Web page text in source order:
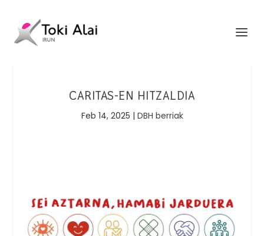
CARITAS-EN HITZALDIA
Feb 14, 2025 | DBH berriak